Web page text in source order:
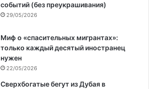
событий (без преукрашивания)
29/05/2026
Миф о «спасительных мигрантах»:
только каждый десятый иностранец
нужен
22/05/2026
Сверхбогатые бегут из Дубая в